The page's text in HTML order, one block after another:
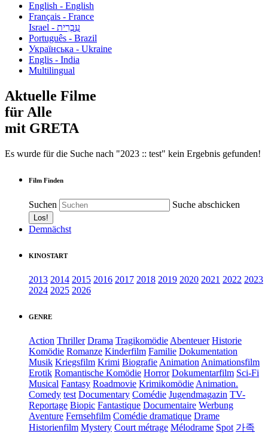
English - English
Français - France
עִבְרִית - Israel
Português - Brazil
Українська - Ukraine
Englis - India
Multilingual
Aktuelle Filme
für Alle
mit GRETA
Es wurde für die Suche nach "2023 :: test" kein Ergebnis gefunden!
Film Finden
Suchen Suche abschicken
Demnächst
KINOSTART
2013 2014 2015 2016 2017 2018 2019 2020 2021 2022 2023
2024 2025 2026
GENRE
Action Thriller Drama Tragikomödie Abenteuer Historie
Komödie Romanze Kinderfilm Familie Dokumentation
Musik Kriegsfilm Krimi Biografie Animation Animationsfilm
Erotik Romantische Komödie Horror Dokumentarfilm Sci-Fi
Musical Fantasy Roadmovie Krimikomödie Animation.
Comedy test Documentary Comédie Jugendmagazin TV-
Reportage Biopic Fantastique Documentaire Werbung
Aventure Fernsehfilm Comédie dramatique Drame
Historienfilm Mystery Court métrage Mélodrame Spot 가족